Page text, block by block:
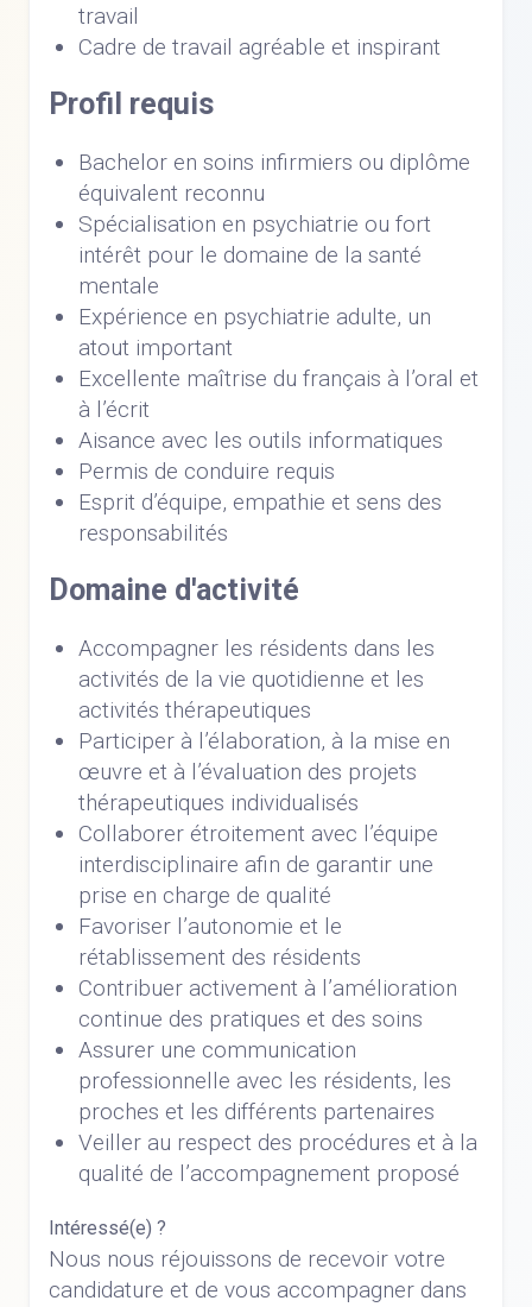
travail
Cadre de travail agréable et inspirant
Profil requis
Bachelor en soins infirmiers ou diplôme
équivalent reconnu
Spécialisation en psychiatrie ou fort
intérêt pour le domaine de la santé
mentale
Expérience en psychiatrie adulte, un
atout important
Excellente maîtrise du français à l’oral et
à l’écrit
Aisance avec les outils informatiques
Permis de conduire requis
Esprit d’équipe, empathie et sens des
responsabilités
Domaine d'activité
Accompagner les résidents dans les
activités de la vie quotidienne et les
activités thérapeutiques
Participer à l’élaboration, à la mise en
œuvre et à l’évaluation des projets
thérapeutiques individualisés
Collaborer étroitement avec l’équipe
interdisciplinaire afin de garantir une
prise en charge de qualité
Favoriser l’autonomie et le
rétablissement des résidents
Contribuer activement à l’amélioration
continue des pratiques et des soins
Assurer une communication
professionnelle avec les résidents, les
proches et les différents partenaires
Veiller au respect des procédures et à la
qualité de l’accompagnement proposé
Intéressé(e) ?
Nous nous réjouissons de recevoir votre
candidature et de vous accompagner dans